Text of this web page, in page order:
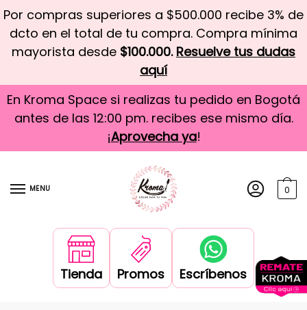
Por compras superiores a $500.000 recibe 3% de
dcto en el total de tu compra. Compra mínima
mayorista desde $100.000. Resuelve tus dudas
aquí
En Kroma Space si realizas tu pedido en Bogotá
antes de las 12:00 pm. recibes ese mismo día.
¡Aprovecha ya!
MENU 0
Tienda Promos Escríbenos